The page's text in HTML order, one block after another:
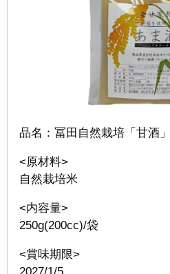
品名：冨田自然栽培「甘酒」
<原材料>
自然栽培米
<内容量>
250g(200cc)/袋
<賞味期限>